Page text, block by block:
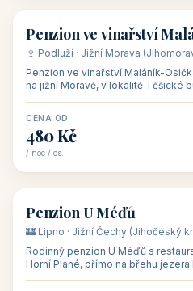
🏡 penzion
Penzion ve vinařství
🍷 Podluží · Jižní Morava
Penzion ve vinařství Maláník-
na jižní Moravě, v lokalitě Těšické
CENA OD
480 Kč
/ noc / os.
🏡 penzion
Penzion U Méďů
🏰 Lipno · Jižní Čechy (Jihočeský
Rodinný penzion U Méďů s
Horní Plané, přímo na břehu